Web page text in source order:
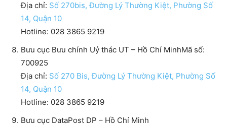
Địa chỉ: Số 270bis, Đường Lý Thường Kiệt, Phường Số
14, Quận 10
Hotline: 028 3865 9219
Bưu cục Bưu chính Uỷ thác UT – Hồ Chí MinhMã số:
700925
Địa chỉ: Số 270 Bis, Đường Lý Thường Kiệt, Phường Số
14, Quận 10
Hotline: 028 3865 9219
Bưu cục DataPost DP – Hồ Chí Minh